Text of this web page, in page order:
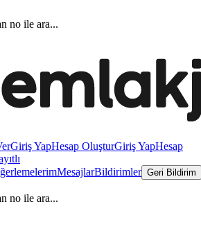
no ile ara...
Giriş YapHesap OluşturGiriş YapHesap
MesajlarBildirimler Geri Bildirim
no ile ara...